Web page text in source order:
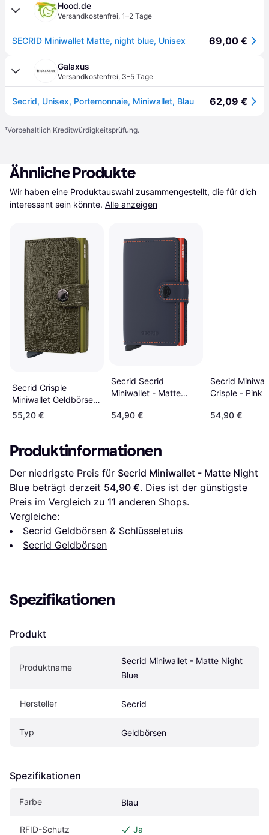
Hood.de
Versandkostenfrei, 1–2 Tage
SECRID Miniwallet Matte, night blue, Unisex 69,00 €
Galaxus
Versandkostenfrei, 3–5 Tage
Secrid, Unisex, Portemonnaie, Miniwallet, Blau 62,09 €
¹Vorbehaltlich Kreditwürdigkeitsprüfung.
Ähnliche Produkte
Wir haben eine Produktauswahl zusammengestellt, die für dich
interessant sein könnte. Alle anzeigen
Secrid Crisple
Miniwallet Geldbörse
RFID - Grün
55,20 €
Secrid Secrid
Miniwallet - Matte
54,90 €
Secrid
Crisple - Pink
54,90 €
Produktinformationen
Der niedrigste Preis für Secrid Miniwallet - Matte Night
Blue beträgt derzeit 54,90 €. Dies ist der günstigste
Preis im Vergleich zu 11 anderen Shops.
Vergleiche:
Secrid Geldbörsen & Schlüsseletuis
Secrid Geldbörsen
Spezifikationen
Produkt
Produktname
Secrid Miniwallet - Matte Night
Blue
Hersteller Secrid
Typ Geldbörsen
Spezifikationen
Farbe Blau
RFID-Schutz Ja